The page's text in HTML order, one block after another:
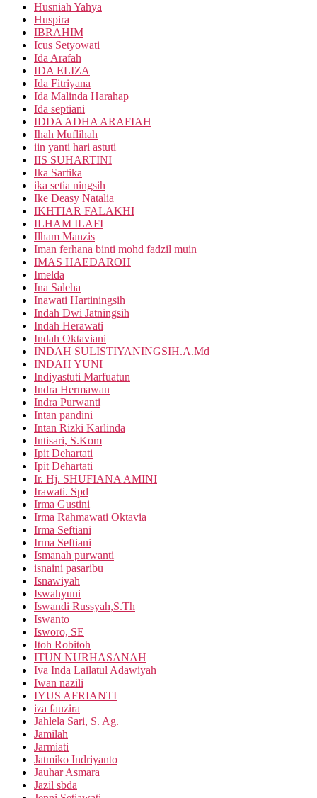
Husniah Yahya
Huspira
IBRAHIM
Icus Setyowati
Ida Arafah
IDA ELIZA
Ida Fitriyana
Ida Malinda Harahap
Ida septiani
IDDA ADHA ARAFIAH
Ihah Muflihah
iin yanti hari astuti
IIS SUHARTINI
Ika Sartika
ika setia ningsih
Ike Deasy Natalia
IKHTIAR FALAKHI
ILHAM ILAFI
Ilham Manzis
Iman ferhana binti mohd fadzil muin
IMAS HAEDAROH
Imelda
Ina Saleha
Inawati Hartiningsih
Indah Dwi Jatningsih
Indah Herawati
Indah Oktaviani
INDAH SULISTIYANINGSIH.A.Md
INDAH YUNI
Indiyastuti Marfuatun
Indra Hermawan
Indra Purwanti
Intan pandini
Intan Rizki Karlinda
Intisari, S.Kom
Ipit Dehartati
Ipit Dehartati
Ir. Hj. SHUFIANA AMINI
Irawati. Spd
Irma Gustini
Irma Rahmawati Oktavia
Irma Seftiani
Irma Seftiani
Ismanah purwanti
isnaini pasaribu
Isnawiyah
Iswahyuni
Iswandi Russyah,S.Th
Iswanto
Isworo, SE
Itoh Robitoh
ITUN NURHASANAH
Iva Inda Lailatul Adawiyah
Iwan nazili
IYUS AFRIANTI
iza fauzira
Jahlela Sari, S. Ag.
Jamilah
Jarmiati
Jatmiko Indriyanto
Jauhar Asmara
Jazil sbda